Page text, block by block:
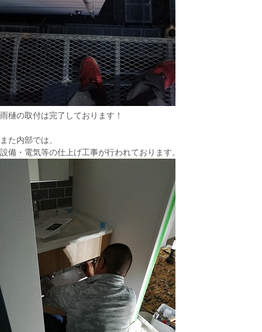
雨樋の取付は完了しております！
また内部では、
設備・電気等の仕上げ工事が行われております。